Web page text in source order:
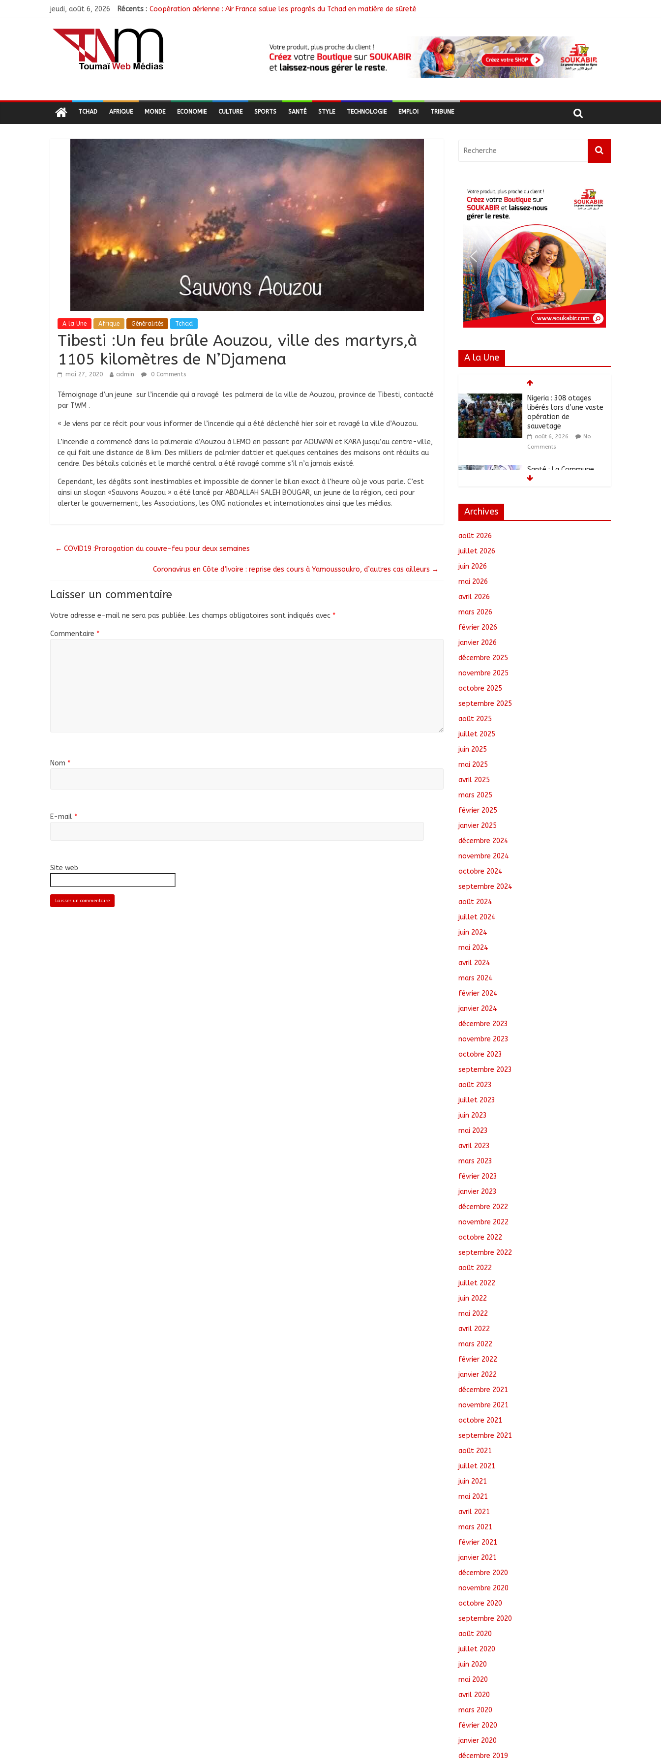
jeudi, août 6, 2026 Récents : Coopération aérienne : Air France salue les progrès du Tchad en matière de sûreté
Santé : La Commune de N’Djamena et l’OMS renforcent leur coopération
RGPH-3 : Les communautés nomades de Ferrick Kodjoguila se mobilisent pour le recensement
Jeunesse : Un programme d’un milliard de FCFA pour former 100 jeunes entrepreneurs tchadiens au Maroc
TCHAD AFRIQUE MONDE ECONOMIE CULTURE SPORTS SANTÉ STYLE TECHNOLOGIE EMPLOI TRIBUNE
A la Une Afrique Généralités Tchad
Tibesti :Un feu brûle Aouzou, ville des martyrs,à
1105 kilomètres de N’Djamena
mai 27, 2020 admin 0 Comments
Témoignage d’un jeune sur l’incendie qui a ravagé les palmerai de la ville de Aouzou, province de Tibesti, contacté
par TWM .
« Je viens par ce récit pour vous informer de l’incendie qui a été déclenché hier soir et ravagé la ville d’Aouzou.
L’incendie a commencé dans la palmeraie d’Aouzou à LEMO en passant par AOUWAN et KARA jusqu’au centre-ville,
ce qui fait une distance de 8 km. Des milliers de palmier dattier et quelques centaines des maisons ont réduits au
cendre. Des bétails calcinés et le marché central a été ravagé comme s’il n’a jamais existé.
Cependant, les dégâts sont inestimables et impossible de donner le bilan exact à l’heure où je vous parle. C’est
ainsi un slogan «Sauvons Aouzou » a été lancé par ABDALLAH SALEH BOUGAR, un jeune de la région, ceci pour
alerter le gouvernement, les Associations, les ONG nationales et internationales ainsi que les médias.
← COVID19 :Prorogation du couvre-feu pour deux semaines
Coronavirus en Côte d’Ivoire : reprise des cours à Yamoussoukro, d’autres cas ailleurs →
Laisser un commentaire
Votre adresse e-mail ne sera pas publiée. Les champs obligatoires sont indiqués avec *
Commentaire *
Nom *
E-mail *
Site web
A la Une
Nigeria : 308 otages
libérés lors d’une vaste
opération de
sauvetage
août 6, 2026
No
Comments
Santé : La Commune
de N’Djamena et l’OMS
août 6, 2026
août 5, 2026
Archives
août 2026
juillet 2026
juin 2026
mai 2026
avril 2026
mars 2026
février 2026
janvier 2026
décembre 2025
novembre 2025
octobre 2025
septembre 2025
août 2025
juillet 2025
juin 2025
mai 2025
avril 2025
mars 2025
février 2025
janvier 2025
décembre 2024
novembre 2024
octobre 2024
septembre 2024
août 2024
juillet 2024
juin 2024
mai 2024
avril 2024
mars 2024
février 2024
janvier 2024
décembre 2023
novembre 2023
octobre 2023
septembre 2023
août 2023
juillet 2023
juin 2023
mai 2023
avril 2023
mars 2023
février 2023
janvier 2023
décembre 2022
novembre 2022
octobre 2022
septembre 2022
août 2022
juillet 2022
juin 2022
mai 2022
avril 2022
mars 2022
février 2022
janvier 2022
décembre 2021
novembre 2021
octobre 2021
septembre 2021
août 2021
juillet 2021
juin 2021
mai 2021
avril 2021
mars 2021
février 2021
janvier 2021
décembre 2020
novembre 2020
octobre 2020
septembre 2020
août 2020
juillet 2020
juin 2020
mai 2020
avril 2020
mars 2020
février 2020
janvier 2020
décembre 2019